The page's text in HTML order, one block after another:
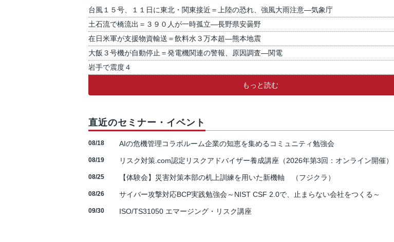
台風１５号、１１日に東北・関東接近＝上陸の恐れ、強風大雨注意―気象庁
土石流で橋流出＝３９０人が一時孤立―長野県安曇野
在日米軍が支援物資輸送＝飲料水３万本超―熊本地震
大飯３号機が自動停止＝発電機関連の警報、原因調査―関電
岩手で震度４
もっと読む
直近のセミナー・イベント
08/18 AIの危機管理コラボルーム企業の知恵を集めるコミュニティ勉強会
08/19 リスク対策.com認定リスクアドバイザー養成講座（2026年第3回：オンライン開催）
08/25 【体験会】災害対策本部の机上訓練を用いた新機軸 （フジクラ）
08/26 サイバー攻撃対応BCP実践勉強会～NIST CSF 2.0で、止まらない会社をつくる～
09/30 ISO/TS31050 エマージング・リスク講座